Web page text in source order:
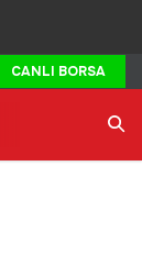
CANLI BORSA